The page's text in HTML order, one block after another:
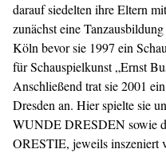
darauf siedelten ihre Eltern
zunächst eine
Köln bevor sie 1997 ein
für Schauspielkunst „Ernst
Anschließend trat sie 2001
Dresden an. Hier spielte sie
WUNDE DRESDEN sowie
ORESTIE, jeweils inszeniert